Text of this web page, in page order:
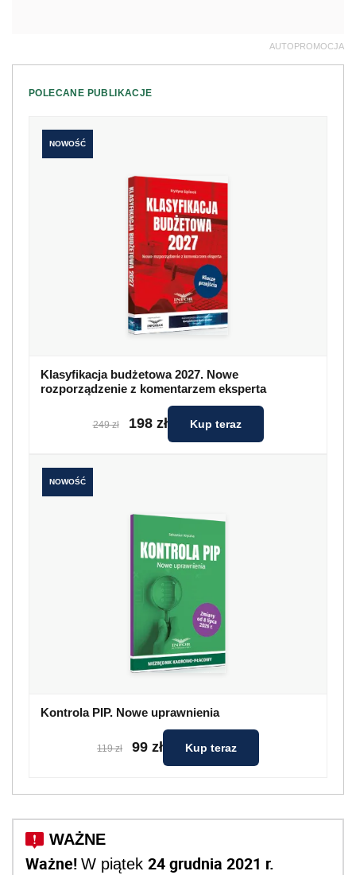
AUTOPROMOCJA
POLECANE PUBLIKACJE
NOWOŚĆ
Klasyfikacja budżetowa 2027. Nowe
rozporządzenie z komentarzem eksperta
249 zł 198 zł Kup teraz
NOWOŚĆ
Kontrola PIP. Nowe uprawnienia
119 zł 99 zł Kup teraz
Ważne! W piątek 24 grudnia 2021 r.